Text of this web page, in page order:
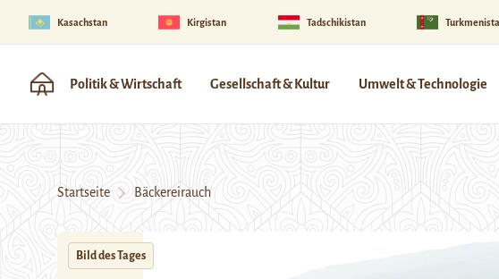
Kasachstan Kirgistan Tadschikistan
Politik & Wirtschaft Gesellschaft & Kultur Umwelt & Technologie
Startseite Bäckereirauch
Bild des Tages